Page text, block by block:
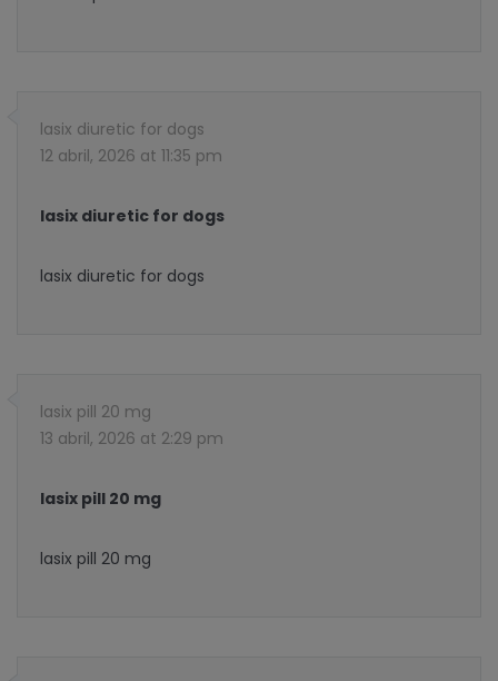
lasix diuretic for dogs
12 abril, 2026 at 11:35 pm
lasix diuretic for dogs
lasix diuretic for dogs
lasix pill 20 mg
13 abril, 2026 at 2:29 pm
lasix pill 20 mg
lasix pill 20 mg